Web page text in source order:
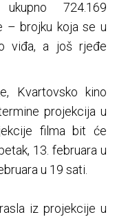
ukupno 724.169
– brojku koja se u
viđa, a još rjeđe
Kvartovsko kino
projekcija u
filma bit će
13. februara u
u 19 sati.
iz projekcije u